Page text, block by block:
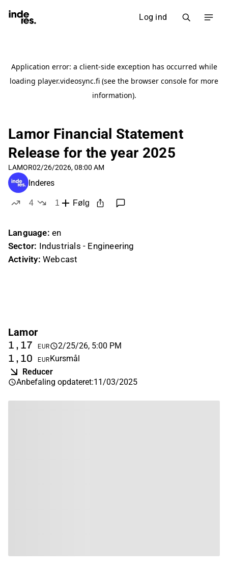
Log ind
Lamor Financial Statement
Release for the year 2025
LAMOR02/26/2026, 08:00 AM
Inderes
4
1
Følg
Language: en
Sector: Industrials - Engineering
Activity: Webcast
Lamor
1,17 EUR 2/25/26, 5:00 PM
1,10 EURKursmål
Reducer
Anbefaling opdateret:11/03/2025